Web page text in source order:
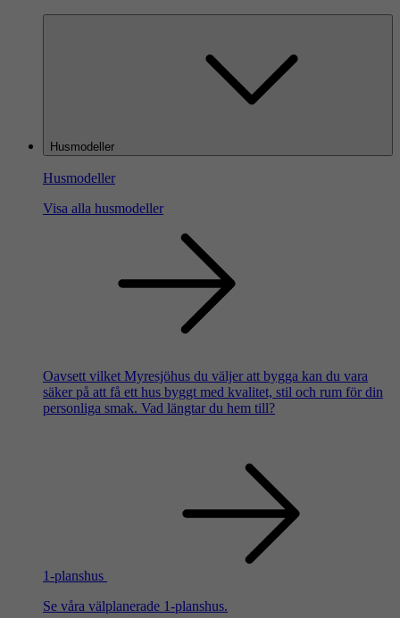
Husmodeller
Husmodeller
Visa alla husmodeller
Oavsett vilket Myresjöhus du väljer att bygga kan du vara
säker på att få ett hus byggt med kvalitet, stil och rum för din
personliga smak. Vad längtar du hem till?
1-planshus
Se våra välplanerade 1-planshus.